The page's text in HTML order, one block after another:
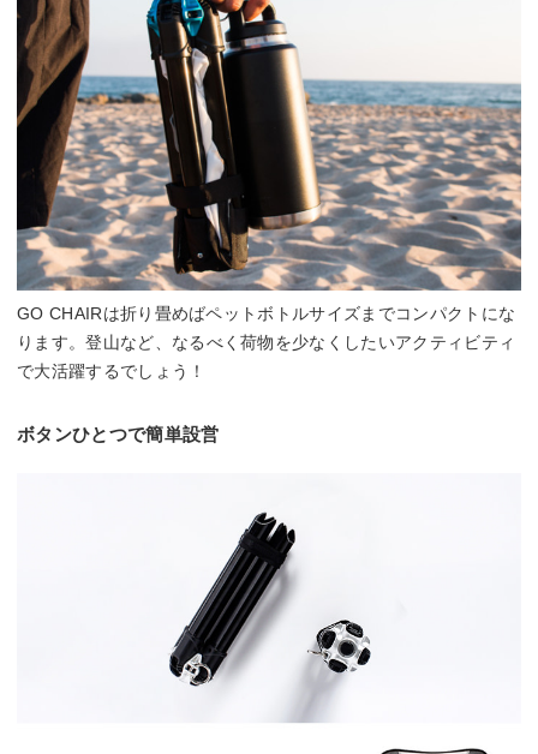
GO CHAIRは折り畳めばペットボトルサイズまでコンパクトにな
ります。登山など、なるべく荷物を少なくしたいアクティビティ
で大活躍するでしょう！
ボタンひとつで簡単設営